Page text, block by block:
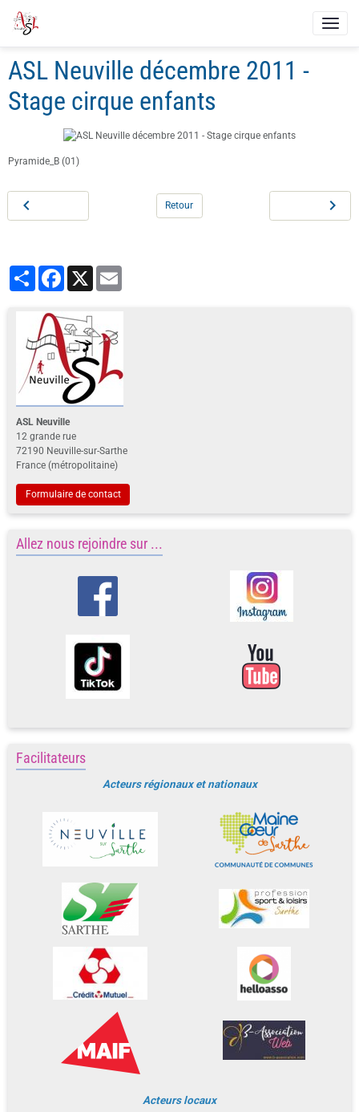
ASL Neuville décembre 2011 -
Stage cirque enfants
Pyramide_B (01)
Retour
PartagerFacebook
X
ASL Neuville
12 grande rue
72190 Neuville-sur-Sarthe
France (métropolitaine)
Formulaire de contact
Allez nous rejoindre sur ...
Facilitateurs
Acteurs régionaux et nationaux
Acteurs locaux